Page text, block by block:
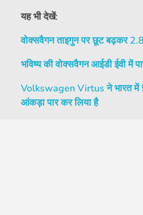
यह भी देखें:
वोक्सवैगन ताइगुन पर छूट बढ़कर
भविष्य की वोक्सवैगन आईडी ईवी में
Volkswagen Virtus ने भारत में
आंकड़ा पार कर लिया है